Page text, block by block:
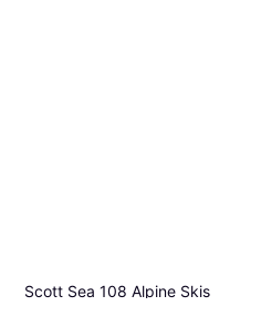
Scott Sea 108 Alpine Skis